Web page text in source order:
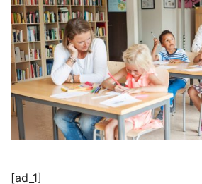
[ad_1]